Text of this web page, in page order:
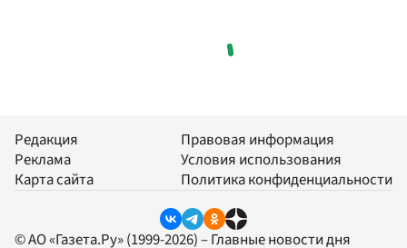
Редакция
Реклама
Карта сайта
Правовая информация
Условия использования
Политика конфиденциальности
© АО «Газета.Ру» (1999-2026) – Главные новости дня